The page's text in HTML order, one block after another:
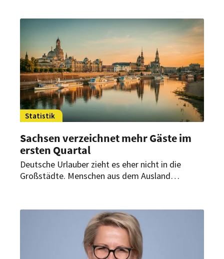
Statistik
Sachsen verzeichnet mehr Gäste im
ersten Quartal
Deutsche Urlauber zieht es eher nicht in die
Großstädte. Menschen aus dem Ausland